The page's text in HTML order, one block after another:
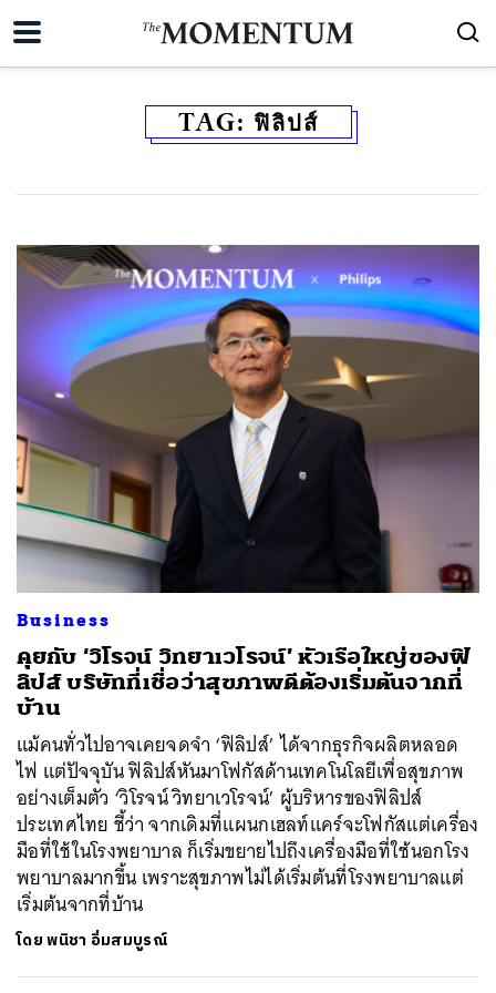
TAG: ฟิลิปส์
Business
คุยกับ ‘วิโรจน์ วิทยาเวโรจน์’ หัวเรือใหญ่ของฟิ
ลิปส์​ บริษัทที่เชื่อว่าสุขภาพดีต้องเริ่มต้นจากที่
บ้าน
แม้คนทั่วไปอาจเคยจดจำ ‘ฟิลิปส์’ ได้จากธุรกิจผลิตหลอด
ไฟ แต่ปัจจุบัน ฟิลิปส์หันมาโฟกัสด้านเทคโนโลยีเพื่อสุขภาพ
อย่างเต็มตัว ‘วิโรจน์ วิทยาเวโรจน์’ ผู้บริหารของฟิลิปส์
ประเทศไทย ชี้ว่า จากเดิมที่แผนกเฮลท์แคร์จะโฟกัสแต่เครื่อง
มือที่ใช้ในโรงพยาบาล ก็เริ่มขยายไปถึงเครื่องมือที่ใช้นอกโรง
พยาบาลมากขึ้น เพราะสุขภาพไม่ได้เริ่มต้นที่โรงพยาบาลแต่
เริ่มต้นจากที่บ้าน
โดยพนิชา อิ่มสมบูรณ์
ค้นหา